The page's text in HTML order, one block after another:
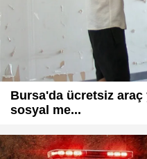
Bursa'da ücretsiz
sosyal me...